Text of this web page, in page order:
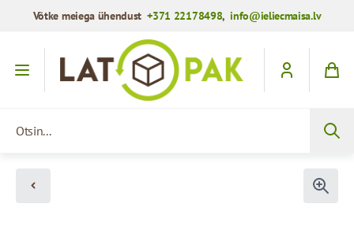
Võtke meiega ühendust+371 22178498,info@ieliecmaisa.lv